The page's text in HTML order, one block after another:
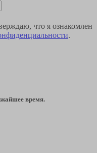
что я ознакомлен
.
время.